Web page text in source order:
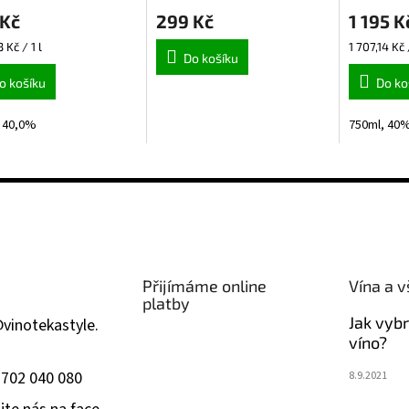
Kč / 1 l
košíku
299 Kč
Do košíku
produktu
je
5,0
1 195
Měrná
cena:
1 707,14 Kč
Do
750ml,
vinotekastyle.
040 080
Přijímáme online
platby
Vína a
Jak
víno?
8.9.2021